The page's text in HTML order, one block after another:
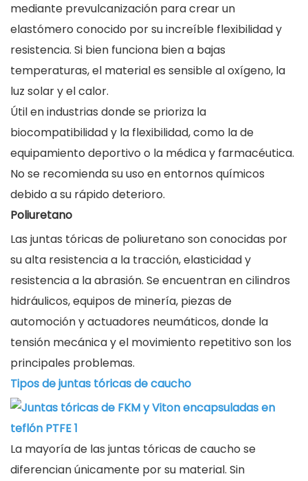
mediante prevulcanización para crear un
elastómero conocido por su increíble flexibilidad y
resistencia. Si bien funciona bien a bajas
temperaturas, el material es sensible al oxígeno, la
luz solar y el calor.
Útil en industrias donde se prioriza la
biocompatibilidad y la flexibilidad, como la de
equipamiento deportivo o la médica y farmacéutica.
No se recomienda su uso en entornos químicos
debido a su rápido deterioro.
Poliuretano
Las juntas tóricas de poliuretano son conocidas por
su alta resistencia a la tracción, elasticidad y
resistencia a la abrasión. Se encuentran en cilindros
hidráulicos, equipos de minería, piezas de
automoción y actuadores neumáticos, donde la
tensión mecánica y el movimiento repetitivo son los
principales problemas.
Tipos de juntas tóricas de caucho
La mayoría de las juntas tóricas de caucho se
diferencian únicamente por su material. Sin